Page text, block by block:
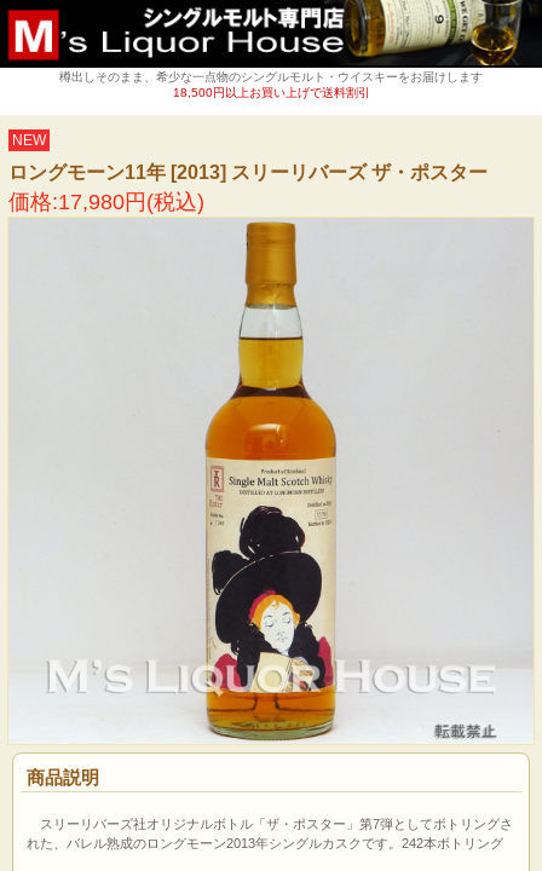
樽出しそのまま、希少な一点物のシングルモルト・ウイスキーをお届けします
18,500円以上お買い上げで送料割引
NEW
ロングモーン11年 [2013] スリーリバーズ ザ・ポスター
価格:17,980円(税込)
商品説明
スリーリバーズ社オリジナルボトル「ザ・ポスター」第7弾としてボトリングさ
れた、バレル熟成のロングモーン2013年シングルカスクです。242本ボトリング